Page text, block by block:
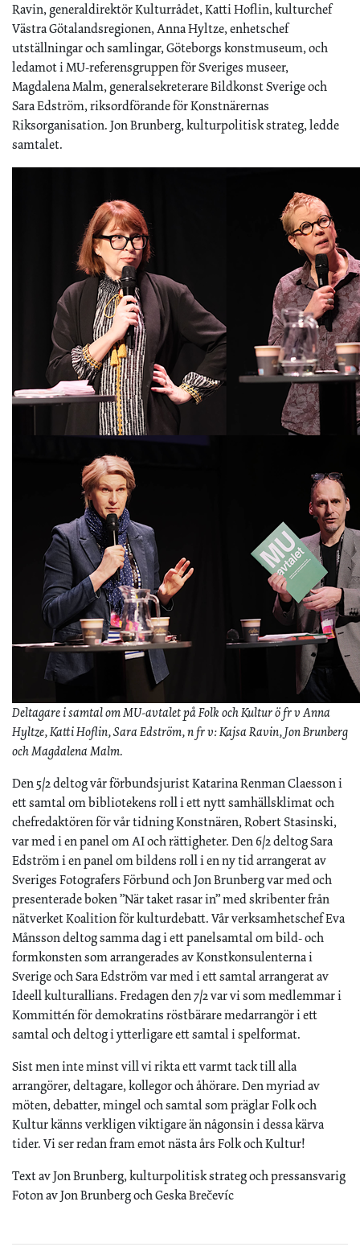
Ravin, generaldirektör Kulturrådet, Katti Hoflin, kulturchef
Västra Götalandsregionen, Anna Hyltze, enhetschef
utställningar och samlingar, Göteborgs konstmuseum, och
ledamot i MU-referensgruppen för Sveriges museer,
Magdalena Malm, generalsekreterare Bildkonst Sverige och
Sara Edström, riksordförande för Konstnärernas
Riksorganisation. Jon Brunberg, kulturpolitisk strateg, ledde
samtalet.
Deltagare i samtal om MU-avtalet på Folk och Kultur ö fr v Anna
Hyltze, Katti Hoflin, Sara Edström, n fr v: Kajsa Ravin, Jon Brunberg
och Magdalena Malm.
Den 5/2 deltog vår förbundsjurist Katarina Renman Claesson i
ett samtal om bibliotekens roll i ett nytt samhällsklimat och
chefredaktören för vår tidning Konstnären, Robert Stasinski,
var med i en panel om AI och rättigheter. Den 6/2 deltog Sara
Edström i en panel om bildens roll i en ny tid arrangerat av
Sveriges Fotografers Förbund och Jon Brunberg var med och
presenterade boken ”När taket rasar in” med skribenter från
nätverket Koalition för kulturdebatt. Vår verksamhetschef Eva
Månsson deltog samma dag i ett panelsamtal om bild- och
formkonsten som arrangerades av Konstkonsulenterna i
Sverige och Sara Edström var med i ett samtal arrangerat av
Ideell kulturallians. Fredagen den 7/2 var vi som medlemmar i
Kommittén för demokratins röstbärare medarrangör i ett
samtal och deltog i ytterligare ett samtal i spelformat.
Sist men inte minst vill vi rikta ett varmt tack till alla
arrangörer, deltagare, kollegor och åhörare. Den myriad av
möten, debatter, mingel och samtal som präglar Folk och
Kultur känns verkligen viktigare än någonsin i dessa kärva
tider. Vi ser redan fram emot nästa års Folk och Kultur!
Text av Jon Brunberg, kulturpolitisk strateg och pressansvarig
Foton av Jon Brunberg och Geska Brečevíc